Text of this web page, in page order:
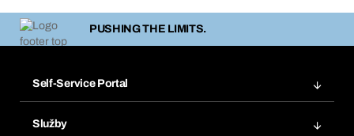
PUSHING THE LIMITS.
Self-Service Portal
Služby